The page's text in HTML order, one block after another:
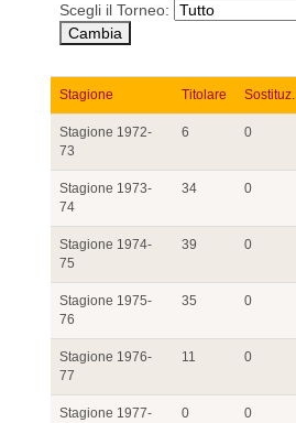
Scegli il Torneo:
Stagione Titolare Sostituz.
Stagione 1972-
73
6 0
Stagione 1973-
74
34 0
Stagione 1974-
75
39 0
Stagione 1975-
76
35 0
Stagione 1976-
77
11 0
Stagione 1977-
0 0